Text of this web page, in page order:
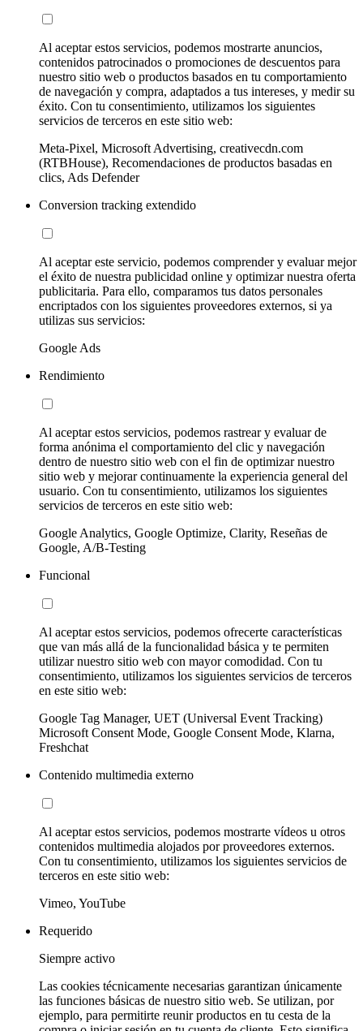
Al aceptar estos servicios, podemos mostrarte anuncios,
contenidos patrocinados o promociones de descuentos para
nuestro sitio web o productos basados en tu comportamiento
de navegación y compra, adaptados a tus intereses, y medir su
éxito. Con tu consentimiento, utilizamos los siguientes
servicios de terceros en este sitio web:
Meta-Pixel, Microsoft Advertising, creativecdn.com
(RTBHouse), Recomendaciones de productos basadas en
clics, Ads Defender
Conversion tracking extendido
Al aceptar este servicio, podemos comprender y evaluar mejor
el éxito de nuestra publicidad online y optimizar nuestra oferta
publicitaria. Para ello, comparamos tus datos personales
encriptados con los siguientes proveedores externos, si ya
utilizas sus servicios:
Google Ads
Rendimiento
Al aceptar estos servicios, podemos rastrear y evaluar de
forma anónima el comportamiento del clic y navegación
dentro de nuestro sitio web con el fin de optimizar nuestro
sitio web y mejorar continuamente la experiencia general del
usuario. Con tu consentimiento, utilizamos los siguientes
servicios de terceros en este sitio web:
Google Analytics, Google Optimize, Clarity, Reseñas de
Google, A/B-Testing
Funcional
Al aceptar estos servicios, podemos ofrecerte características
que van más allá de la funcionalidad básica y te permiten
utilizar nuestro sitio web con mayor comodidad. Con tu
consentimiento, utilizamos los siguientes servicios de terceros
en este sitio web:
Google Tag Manager, UET (Universal Event Tracking)
Microsoft Consent Mode, Google Consent Mode, Klarna,
Freshchat
Contenido multimedia externo
Al aceptar estos servicios, podemos mostrarte vídeos u otros
contenidos multimedia alojados por proveedores externos.
Con tu consentimiento, utilizamos los siguientes servicios de
terceros en este sitio web:
Vimeo, YouTube
Requerido
Siempre activo
Las cookies técnicamente necesarias garantizan únicamente
las funciones básicas de nuestro sitio web. Se utilizan, por
ejemplo, para permitirte reunir productos en tu cesta de la